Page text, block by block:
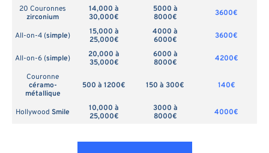
20 Couronnes
zirconium
14,000 à
30,000€
5000 à
8000€
3600€
All-on-4 (simple)
15,000 à
25,000€
4000 à
6000€
3600€
All-on-6 (simple)
20,000 à
35,000€
6000 à
8000€
4200€
Couronne
céramo-
métallique
500 à 1200€ 150 à 300€ 140€
Hollywood Smile
10,000 à
25,000€
3000 à
8000€
4000€